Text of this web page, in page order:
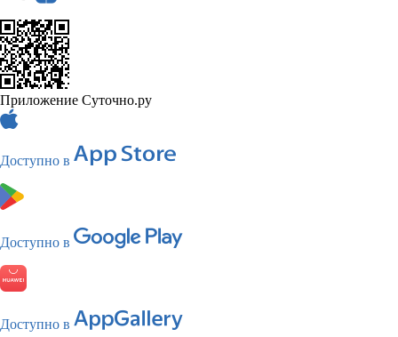
Приложение Суточно.ру
Доступно в
Доступно в
Доступно в